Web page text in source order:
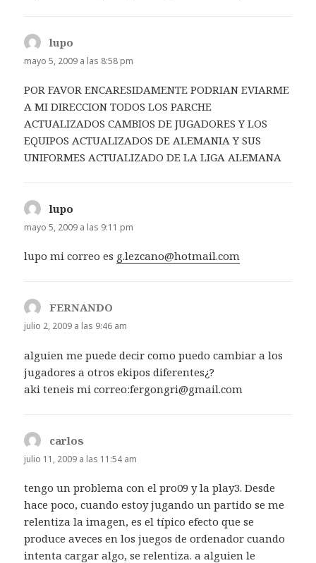
lupo
mayo 5, 2009 a las 8:58 pm
POR FAVOR ENCARESIDAMENTE PODRIAN EVIARME
A MI DIRECCION TODOS LOS PARCHE
ACTUALIZADOS CAMBIOS DE JUGADORES Y LOS
EQUIPOS ACTUALIZADOS DE ALEMANIA Y SUS
UNIFORMES ACTUALIZADO DE LA LIGA ALEMANA
lupo
mayo 5, 2009 a las 9:11 pm
lupo mi correo es g.lezcano@hotmail.com
FERNANDO
julio 2, 2009 a las 9:46 am
alguien me puede decir como puedo cambiar a los
jugadores a otros ekipos diferentes¿?
aki teneis mi correo:fergongri@gmail.com
carlos
julio 11, 2009 a las 11:54 am
tengo un problema con el pro09 y la play3. Desde
hace poco, cuando estoy jugando un partido se me
relentiza la imagen, es el típico efecto que se
produce aveces en los juegos de ordenador cuando
intenta cargar algo, se relentiza. a alguien le